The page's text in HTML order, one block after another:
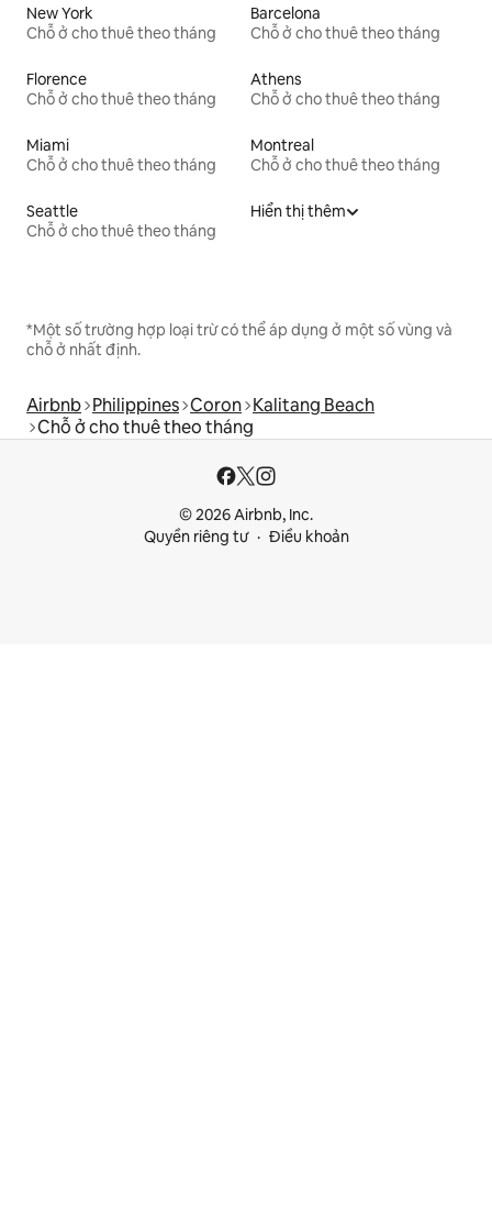
New York
Chỗ ở cho thuê theo tháng
Barcelona
Chỗ ở cho thuê theo tháng
Florence
Chỗ ở cho thuê theo tháng
Athens
Chỗ ở cho thuê theo tháng
Miami
Chỗ ở cho thuê theo tháng
Montreal
Chỗ ở cho thuê theo tháng
Seattle
Chỗ ở cho thuê theo tháng
Hiển thị thêm
*Một số trường hợp loại trừ có thể áp dụng ở một số vùng và
chỗ ở nhất định.
Airbnb Philippines Coron Kalitang Beach
Chỗ ở cho thuê theo tháng
© 2026 Airbnb, Inc.
Quyền riêng tư
Điều khoản